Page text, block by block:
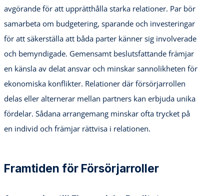
avgörande för att upprätthålla starka relationer. Par bör
samarbeta om budgetering, sparande och investeringar
för att säkerställa att båda parter känner sig involverade
och bemyndigade. Gemensamt beslutsfattande främjar
en känsla av delat ansvar och minskar sannolikheten för
ekonomiska konflikter. Relationer där försörjarrollen
delas eller alternerar mellan partners kan erbjuda unika
fördelar. Sådana arrangemang minskar ofta trycket på
en individ och främjar rättvisa i relationen.
Framtiden för Försörjarroller